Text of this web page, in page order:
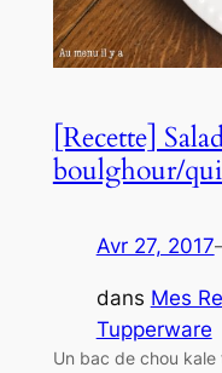
[Recette]
boulghour/
Avr 27, 2017
dans Mes
Tupperware
Un bac de chou kale